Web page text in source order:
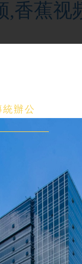
,香蕉视
統辦公